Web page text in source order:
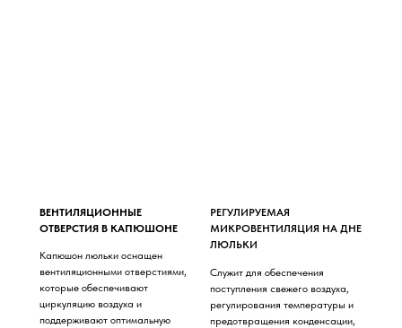
Капюшон люльки оснащен
вентиляционными отверстиями,
которые обеспечивают
циркуляцию воздуха и
поддерживают оптимальную
ВЕНТИЛЯЦИОННЫЕ
ОТВЕРСТИЯ В КАПЮШОНЕ
Служит для обеспечения
поступления свежего воздуха,
регулирования температуры и
предотвращения конденсации,
РЕГУЛИРУЕМАЯ
МИКРОВЕНТИЛЯЦИЯ НА ДНЕ
ЛЮЛЬКИ